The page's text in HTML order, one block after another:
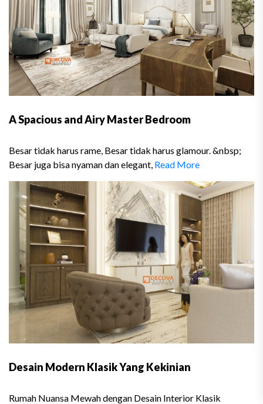
A Spacious and Airy Master Bedroom
Besar tidak harus rame, Besar tidak harus glamour. &nbsp;
Besar juga bisa nyaman dan elegant, Read More
Desain Modern Klasik Yang Kekinian
Rumah Nuansa Mewah dengan Desain Interior Klasik